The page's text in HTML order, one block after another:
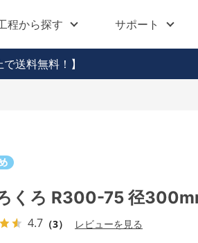
程から探す サポート
で送料無料！】
くろ R300-75 径
4.7 （3） レビューを見る